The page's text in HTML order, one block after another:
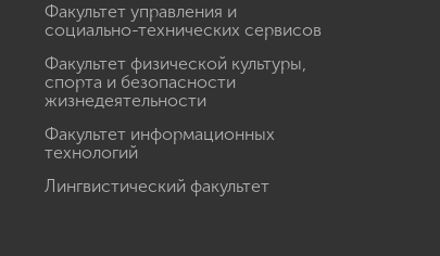
Факультет управления и
социально-технических сервисов
Факультет физической культуры,
спорта и безопасности
жизнедеятельности
Факультет информационных
технологий
Лингвистический факультет